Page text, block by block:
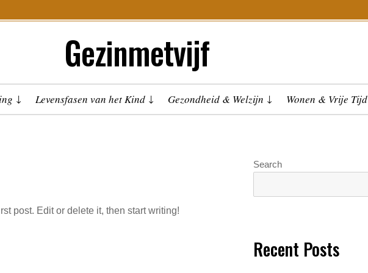
Gezinmetvijf
Levensfasen van het Kind Gezondheid & Welzijn Wonen & Vrije Tijd
post. Edit or delete it, then start writing!
Search
Recent Posts